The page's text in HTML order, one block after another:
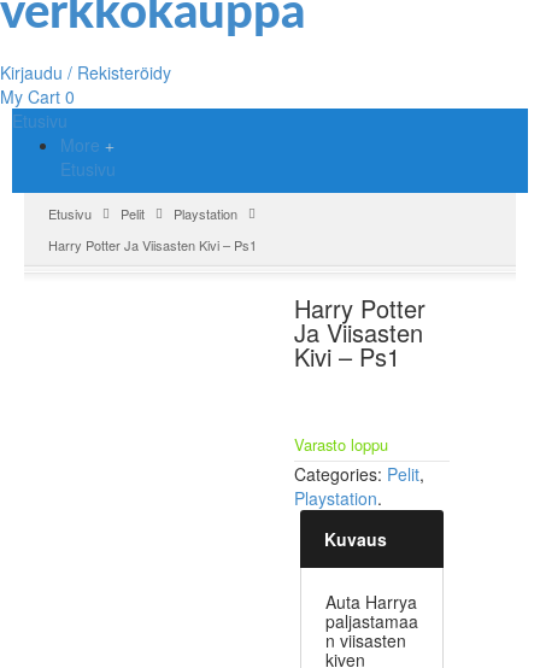
Kirjaudu / Rekisteröidy
My Cart 0
Etusivu
More
Etusivu
Etusivu Pelit
Playstation
Harry Potter Ja Viisasten Kivi – Ps1
Harry Potter
Ja Viisasten
Kivi – Ps1
Varasto loppu
Categories: Pelit,
Playstation.
Kuvaus
Auta Harrya
paljastamaa
n viisasten
kiven